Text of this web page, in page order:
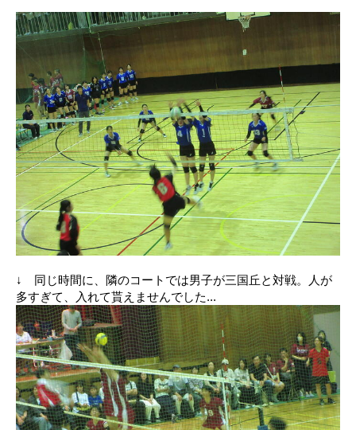
↓ 同じ時間に、隣のコートでは男子が三国丘と対戦。人が
多すぎて、入れて貰えませんでした...